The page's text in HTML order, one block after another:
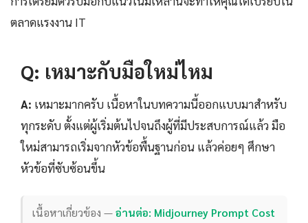
ตลาดแรงงาน IT
Q: เหมาะกับมือใหม่ไหม
A: เหมาะมากครับ เนื้อหาในบทความนี้ออกแบบมาสำหรับ
ทุกระดับ ตั้งแต่ผู้เริ่มต้นไปจนถึงผู้ที่มีประสบการณ์แล้ว มือ
ใหม่สามารถเริ่มจากหัวข้อพื้นฐานก่อน แล้วค่อยๆ ศึกษา
หัวข้อที่ซับซ้อนขึ้น
เนื้อหาเกี่ยวข้อง —อ่านต่อ: Midjourney Prompt Cost